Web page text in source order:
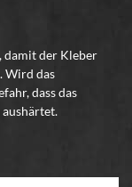
damit der Kleber
Wird das
dass das